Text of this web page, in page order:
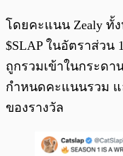
โดยคะแนน Zealy ทั้
$SLAP ในอัตราส่วน
ถูกรวมเข้าในกระดา
กำหนดคะแนนรวม แ
ของรางวัล